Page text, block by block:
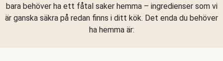
bara behöver ha ett fåtal saker hemma – ingredienser som vi
är ganska säkra på redan finns i ditt kök. Det enda du behöver
ha hemma är: